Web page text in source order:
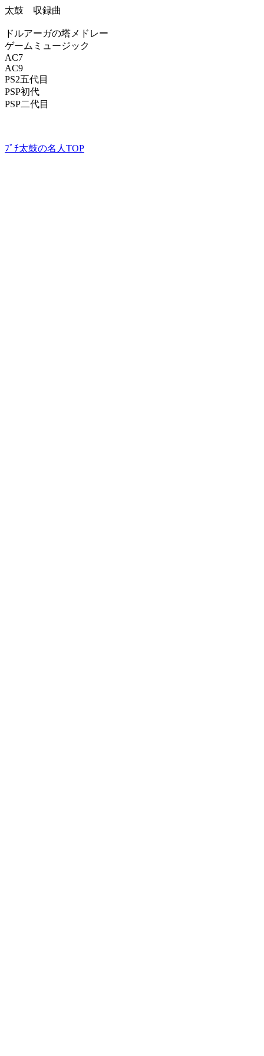
太鼓 収録曲
ドルアーガの塔メドレー
ゲームミュージック
AC7
AC9
PS2五代目
PSP初代
PSP二代目
ﾌﾟﾁ太鼓の名人TOP